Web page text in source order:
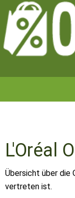
L'Oréal
Übersicht über die
vertreten ist.